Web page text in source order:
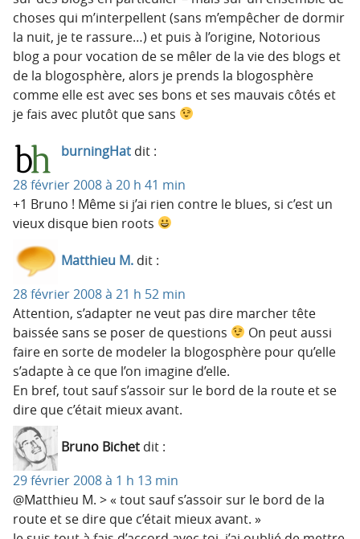
choses qui m’interpellent (sans m’empêcher de dormir
la nuit, je te rassure…) et puis à l’origine, Notorious
blog a pour vocation de se mêler de la vie des blogs et
de la blogosphère, alors je prends la blogosphère
comme elle est avec ses bons et ses mauvais côtés et
je fais avec plutôt que sans
burningHat dit :
28 février 2008 à 20 h 41 min
+1 Bruno ! Même si j’ai rien contre le blues, si c’est un
vieux disque bien roots
Matthieu M. dit :
28 février 2008 à 21 h 52 min
Attention, s’adapter ne veut pas dire marcher tête
baissée sans se poser de questions
On peut aussi
faire en sorte de modeler la blogosphère pour qu’elle
s’adapte à ce que l’on imagine d’elle.
En bref, tout sauf s’assoir sur le bord de la route et se
dire que c’était mieux avant.
Bruno Bichet dit :
29 février 2008 à 1 h 13 min
@Matthieu M. > « tout sauf s’assoir sur le bord de la
route et se dire que c’était mieux avant. »